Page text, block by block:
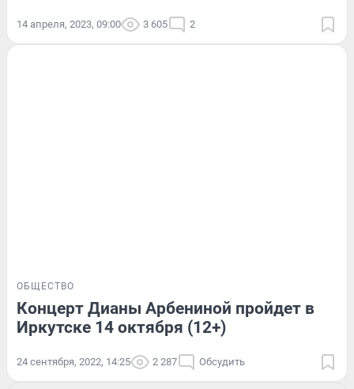
14 апреля, 2023, 09:00 3 605 2
ОБЩЕСТВО
Концерт Дианы Арбениной пройдет в
Иркутске 14 октября (12+)
24 сентября, 2022, 14:25 2 287 Обсудить